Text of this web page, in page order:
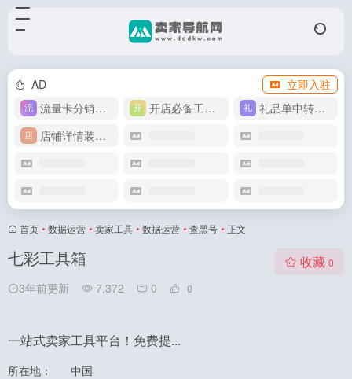
AD
立即入驻
流量卡分销代理
开店必备工具箱
礼品单中转同步单
店铺详情装修模版
首页 • 数据运营 • 卖家工具 • 数据运营 • 查黑号 • 正文
七彩工具箱
3年前更新 7,372 0 0
收藏 0
一站式卖家工具平台！免费提...
所在地：
中国